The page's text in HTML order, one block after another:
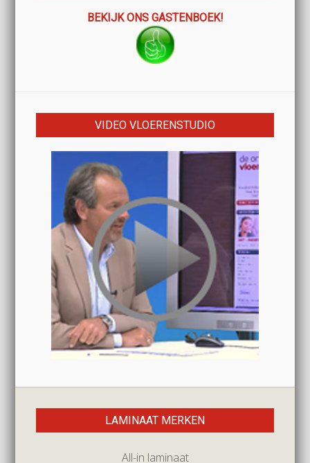
BEKIJK ONS GASTENBOEK!
VIDEO VLOERENSTUDIO
LAMINAAT MERKEN
All-in laminaat